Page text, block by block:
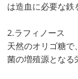
は造血に必要な鉄
2.ラフィノース
天然のオリゴ糖で
菌の増殖源となる